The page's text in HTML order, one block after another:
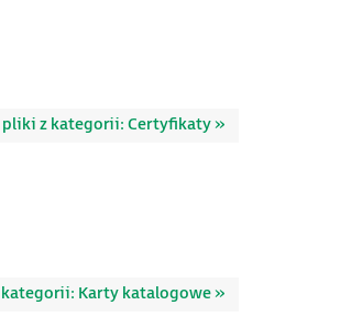
pliki z kategorii: Certyfikaty »
kategorii: Karty katalogowe »